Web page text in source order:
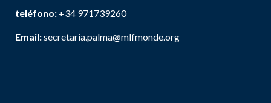
teléfono: +34 971739260
Email:secretaria.palma@mlfmonde.org